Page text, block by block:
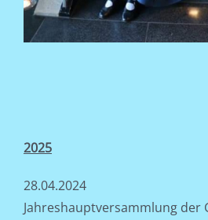
2025
28.04.2024
Jahreshauptversammlung der